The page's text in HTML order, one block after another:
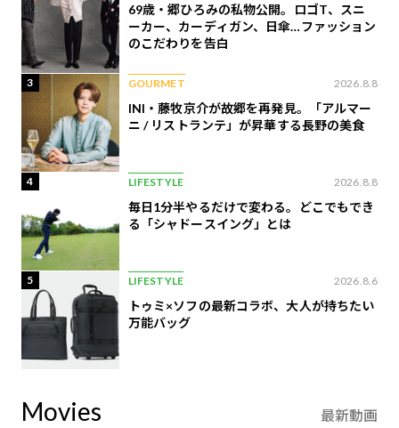
69歳・郷ひろみの私物公開。ロゴT、スニ
ーカー、カーディガン、日傘…ファッション
のこだわりを告白
3 GOURMET 2026.8.8
INI・藤牧京介が故郷を再発見。「アルマー
ニ / リストランテ」が昇華する長野の美食
4 LIFESTYLE 2026.8.8
毎日1分半やるだけで変わる。どこでもでき
る「シャドースイング」とは
5 LIFESTYLE 2026.8.6
トゥミ×ソフの最新コラボ、大人が持ちたい
万能バッグ
Movies 最新動画